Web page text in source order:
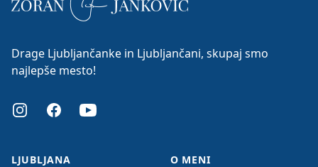
Drage Ljubljančanke in Ljubljančani, skupaj smo
najlepše mesto!
InstagramFacebookYoutube
LJUBLJANA O MENI